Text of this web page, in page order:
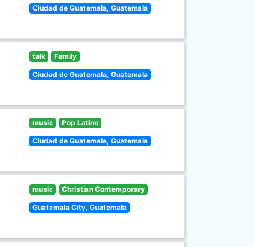
Ciudad de Guatemala, Guatemala
talk Family
Ciudad de Guatemala, Guatemala
music Pop Latino
Ciudad de Guatemala, Guatemala
music Christian Contemporary
Guatemala City, Guatemala